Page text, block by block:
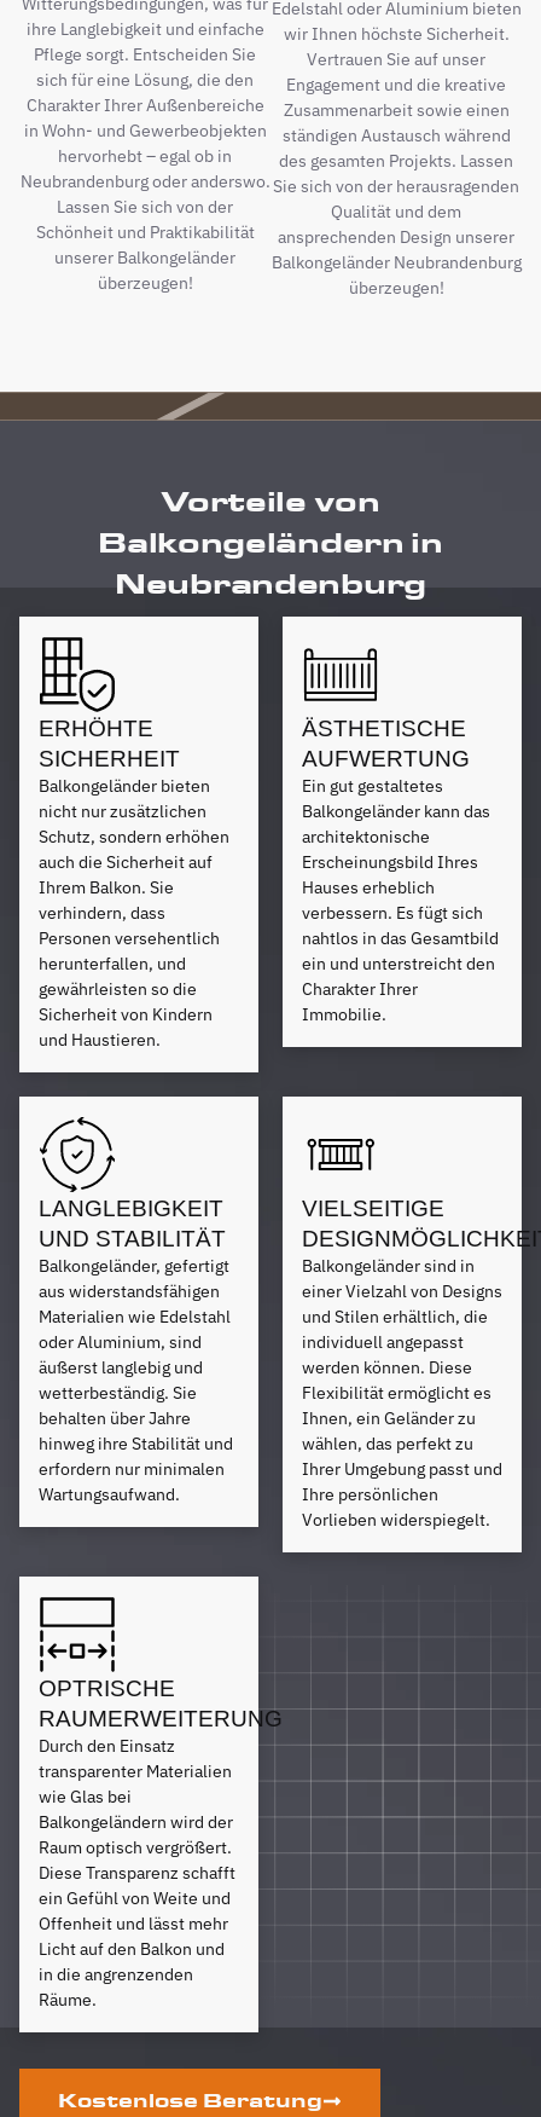
ihre Langlebigkeit und einfache
Pflege sorgt. Entscheiden Sie
sich für eine Lösung, die den
Charakter Ihrer Außenbereiche
in Wohn- und Gewerbeobjekten
hervorhebt – egal ob in
Neubrandenburg oder anderswo.
Lassen Sie sich von der
Schönheit und Praktikabilität
unserer Balkongeländer
überzeugen!
Edelstahl oder Aluminium bieten
wir Ihnen höchste Sicherheit.
Vertrauen Sie auf unser
Engagement und die kreative
Zusammenarbeit sowie einen
ständigen Austausch während
des gesamten Projekts. Lassen
Sie sich von der herausragenden
Qualität und dem
ansprechenden Design unserer
Balkongeländer Neubrandenburg
überzeugen!
Vorteile von
Balkongeländern in
Neubrandenburg
ERHÖHTE
SICHERHEIT
Balkongeländer bieten
nicht nur zusätzlichen
Schutz, sondern erhöhen
auch die Sicherheit auf
Ihrem Balkon. Sie
verhindern, dass
Personen versehentlich
herunterfallen, und
gewährleisten so die
Sicherheit von Kindern
und Haustieren.
ÄSTHETISCHE
AUFWERTUNG
Ein gut gestaltetes
Balkongeländer kann das
architektonische
Erscheinungsbild Ihres
Hauses erheblich
verbessern. Es fügt sich
nahtlos in das Gesamtbild
ein und unterstreicht den
Charakter Ihrer
Immobilie.
LANGLEBIGKEIT
UND STABILITÄT
Balkongeländer, gefertigt
aus widerstandsfähigen
Materialien wie Edelstahl
oder Aluminium, sind
äußerst langlebig und
wetterbeständig. Sie
behalten über Jahre
hinweg ihre Stabilität und
erfordern nur minimalen
Wartungsaufwand.
VIELSEITIGE
Balkongeländer sind in
einer Vielzahl von Designs
und Stilen erhältlich, die
individuell angepasst
werden können. Diese
Flexibilität ermöglicht es
Ihnen, ein Geländer zu
wählen, das perfekt zu
Ihrer Umgebung passt und
Ihre persönlichen
Vorlieben widerspiegelt.
OPTRISCHE
RAUMERWEITERUNG
Durch den Einsatz
transparenter Materialien
wie Glas bei
Balkongeländern wird der
Raum optisch vergrößert.
Diese Transparenz schafft
ein Gefühl von Weite und
Offenheit und lässt mehr
Licht auf den Balkon und
in die angrenzenden
Räume.
Kostenlose Beratung